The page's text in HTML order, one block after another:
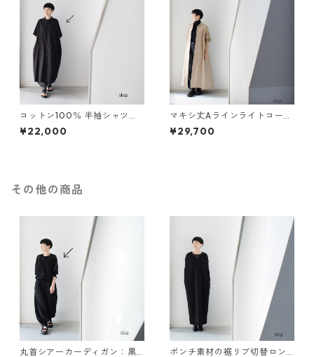
コットン100％ 半袖シャツワ
ンピース：黒［OP03SHBK］
¥22,000
マキシ丈Aラインライトコー
ト：ベージュ［JK09CTBE］
¥29,700
その他の商品
丸首シアーカーディガン：黒
ポンチ素材の裾リブ切替ロン